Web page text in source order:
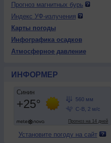
9 вс 9 вс
Утро
54
З
9 вс
День
С-В
9 вс
Вечер
36
В
51
З
Прогноз магнитных бурь
Индекс УФ-излучения
Карты погоды
Инфографика осадков
Атмосферное давление
ИНФОРМЕР
Установите погоду на сайт